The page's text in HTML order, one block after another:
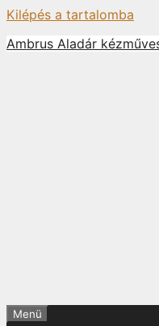
Kilépés a tartalomba
Ambrus Aladár
Menü